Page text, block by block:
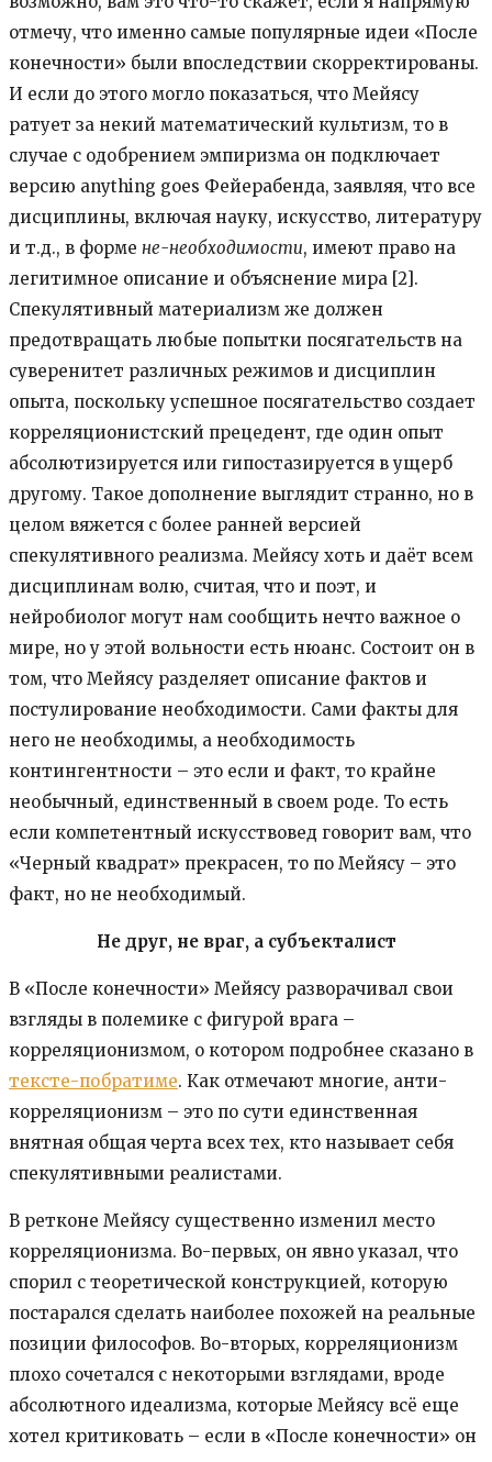
отмечу, что именно самые популярные идеи «После
конечности» были впоследствии скорректированы.
И если до этого могло показаться, что Мейясу
ратует за некий математический культизм, то в
случае с одобрением эмпиризма он подключает
версию anything goes Фейерабенда, заявляя, что все
дисциплины, включая науку, искусство, литературу
и т.д., в форме не-необходимости, имеют право на
легитимное описание и объяснение мира [2].
Спекулятивный материализм же должен
предотвращать любые попытки посягательств на
суверенитет различных режимов и дисциплин
опыта, поскольку успешное посягательство создает
корреляционистский прецедент, где один опыт
абсолютизируется или гипостазируется в ущерб
другому. Такое дополнение выглядит странно, но в
целом вяжется с более ранней версией
спекулятивного реализма. Мейясу хоть и даёт всем
дисциплинам волю, считая, что и поэт, и
нейробиолог могут нам сообщить нечто важное о
мире, но у этой вольности есть нюанс. Состоит он в
том, что Мейясу разделяет описание фактов и
постулирование необходимости. Сами факты для
него не необходимы, а необходимость
контингентности – это если и факт, то крайне
необычный, единственный в своем роде. То есть
если компетентный искусствовед говорит вам, что
«Черный квадрат» прекрасен, то по Мейясу – это
факт, но не необходимый.
Не друг, не враг, а субъекталист
В «После конечности» Мейясу разворачивал свои
взгляды в полемике с фигурой врага –
корреляционизмом, о котором подробнее сказано в
тексте-побратиме. Как отмечают многие, анти-
корреляционизм – это по сути единственная
внятная общая черта всех тех, кто называет себя
спекулятивными реалистами.
В ретконе Мейясу существенно изменил место
корреляционизма. Во-первых, он явно указал, что
спорил с теоретической конструкцией, которую
постарался сделать наиболее похожей на реальные
позиции философов. Во-вторых, корреляционизм
плохо сочетался с некоторыми взглядами, вроде
абсолютного идеализма, которые Мейясу всё еще
хотел критиковать – если в «После конечности» он